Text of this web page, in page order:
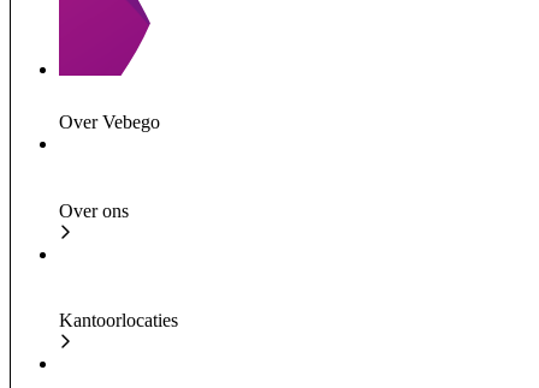
Over Vebego
Over ons
Kantoorlocaties